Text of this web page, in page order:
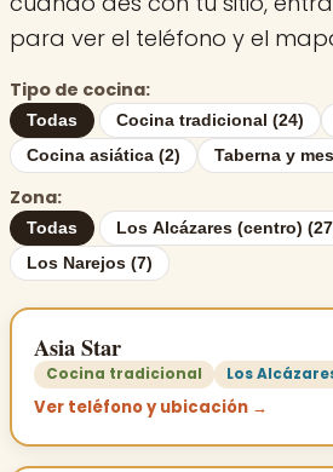
para ver el teléfono y el
Tipo de cocina:
Todas Cocina tradicional (24)
Cocina asiática (2)
Taberna y
Zona:
Todas
Los Alcázares (centro)
Los Narejos (7)
Asia Star
Cocina tradicional Los
Ver teléfono y ubicación →